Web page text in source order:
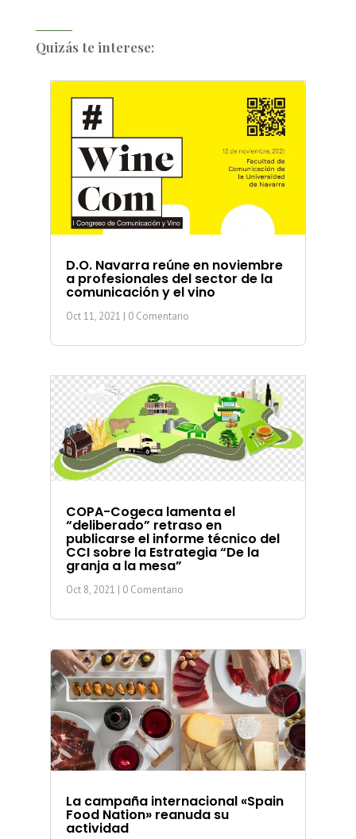
Quizás te interese:
D.O. Navarra reúne en noviembre
a profesionales del sector de la
comunicación y el vino
Oct 11, 2021 | 0 Comentario
COPA-Cogeca lamenta el
“deliberado” retraso en
publicarse el informe técnico del
CCI sobre la Estrategia “De la
granja a la mesa”
Oct 8, 2021 | 0 Comentario
La campaña internacional «Spain
Food Nation» reanuda su
actividad